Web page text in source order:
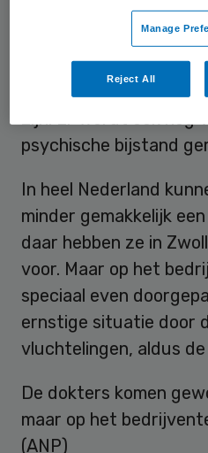
Oosterenk waar circa
verblijven, maar
echte post komen. Die
twee dokters, enkele
zijn. Er wordt ook nog
psychische bijstand
In heel Nederland
minder gemakkelijk
daar hebben ze in
voor. Maar op het
speciaal even
ernstige situatie door
vluchtelingen, aldus
De dokters komen
maar op het
(ANP)
Manage
Reject All